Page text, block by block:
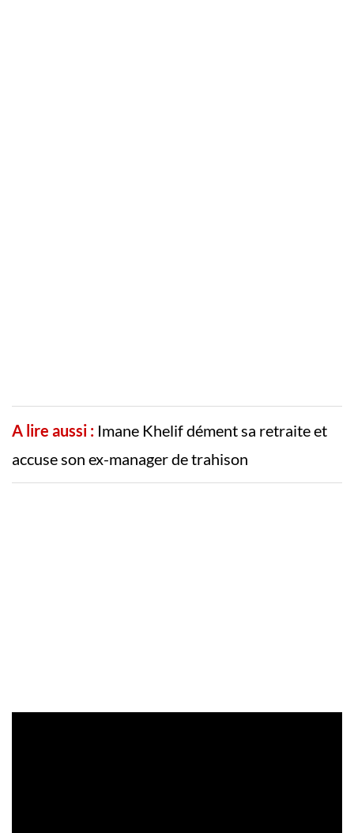
A lire aussi : Imane Khelif dément sa retraite et
accuse son ex-manager de trahison